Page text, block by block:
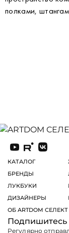
полками,
КАТАЛОГ
БРЕНДЫ
ЛУКБУКИ
ДИЗАЙНЕРЫ
ОБ ARTDOM СЕЛЕКТ
Подпишитесь
Регулярно